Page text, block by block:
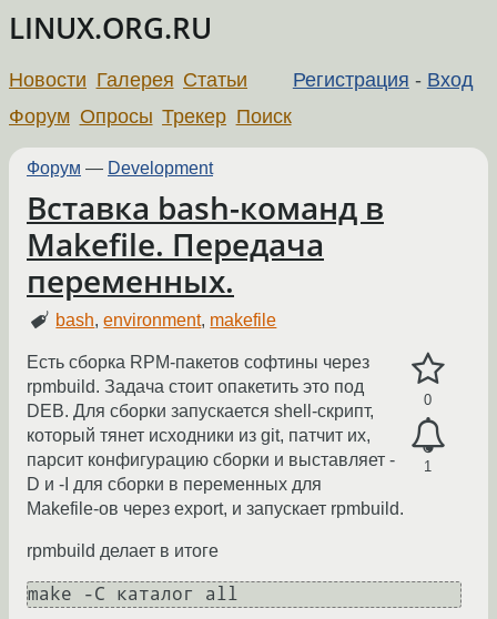
LINUX.ORG.RU
Регистрация - Вход
Новости Галерея Статьи
Форум Опросы Трекер Поиск
Форум — Development
Вставка bash-команд в
Makefile. Передача
переменных.
bash,environment, makefile
0
1
Есть сборка RPM-пакетов софтины через
rpmbuild. Задача стоит опакетить это под
DEB. Для сборки запускается shell-скрипт,
который тянет исходники из git, патчит их,
парсит конфигурацию сборки и выставляет -
D и -I для сборки в переменных для
Makefile-ов через export, и запускает rpmbuild.
rpmbuild делает в итоге
make -C каталог all